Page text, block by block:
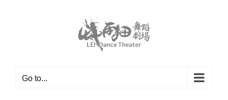
Go to...